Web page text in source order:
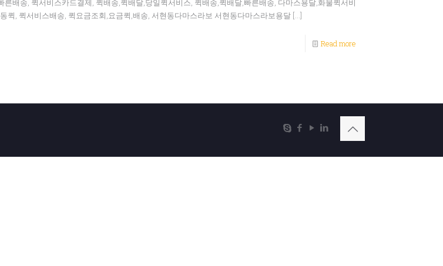
배송, 퀵서비스카드결제, 퀵배송,퀵배달,당일퀵서비스, 퀵배송,퀵배달,빠른배송, 다마스용달,화물퀵서비
퀵, 퀵서비스배송, 퀵요금조회,요금퀵,배송, 서현동다마스라보 서현동다마스라보용달 […]
Read more